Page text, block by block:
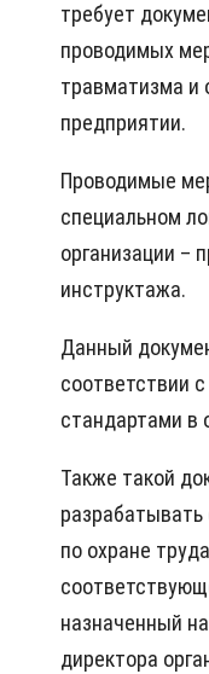
требует
проводимых
травматизма и
предприятии.
Проводимые
специальном
организации –
инструктажа.
Данный
соответствии
стандартами в
Также такой
по охране
назначенный
директора